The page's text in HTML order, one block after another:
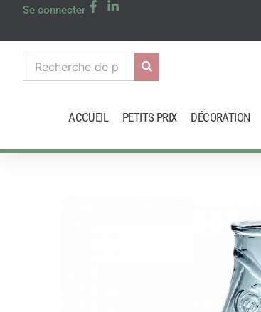
Se connecter
pour :
ACCUEIL PETITS PRIX DÉCORATION